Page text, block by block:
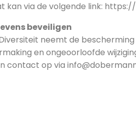
kan via de volgende link:
beveiligen
neemt de
en ongeoorloofde
contact op via